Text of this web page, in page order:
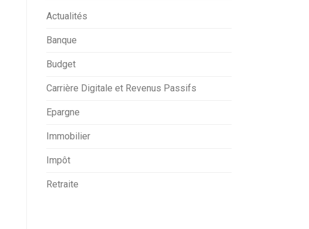
Actualités
Banque
Budget
Carrière Digitale et Revenus Passifs
Epargne
Immobilier
Impôt
Retraite